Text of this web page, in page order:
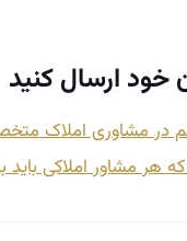
خود ارسال کنید
در مشاوری املاک
هر مشاور املاکی باید